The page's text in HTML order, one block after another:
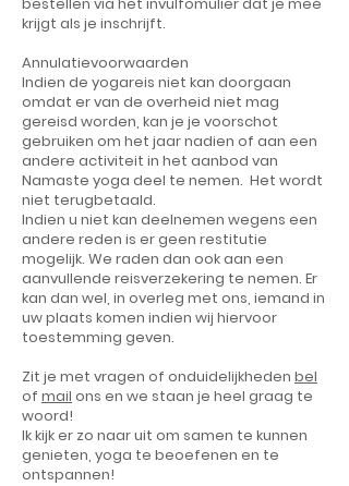
krijgt als je inschrijft.
Annulatievoorwaarden
Indien de yogareis niet kan doorgaan
omdat er van de overheid niet mag
gereisd worden, kan je je voorschot
gebruiken om het jaar nadien of aan een
andere activiteit in het aanbod van
Namaste yoga deel te nemen. Het wordt
niet terugbetaald.
Indien u niet kan deelnemen wegens een
andere reden is er geen restitutie
mogelijk. We raden dan ook aan een
aanvullende reisverzekering te nemen. Er
kan dan wel, in overleg met ons, iemand in
uw plaats komen indien wij hiervoor
toestemming geven.
Zit je met vragen of onduidelijkheden bel
of mail ons en we staan je heel graag te
woord!
Ik kijk er zo naar uit om samen te kunnen
genieten, yoga te beoefenen en te
ontspannen!